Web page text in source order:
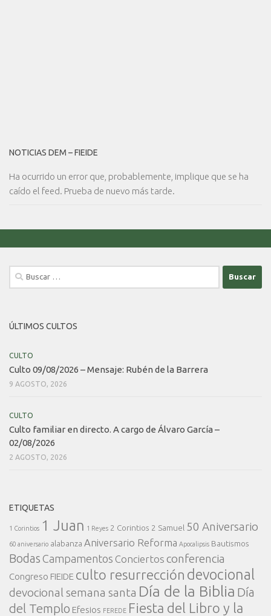
NOTICIAS DEM – FIEIDE
Ha ocurrido un error que, probablemente, implique que se ha
caído el feed. Prueba de nuevo más tarde.
Buscar:
ÚLTIMOS CULTOS
CULTO
Culto 09/08/2026 – Mensaje: Rubén de la Barrera
9 AGOSTO, 2026
CULTO
Culto familiar en directo. A cargo de Álvaro García –
02/08/2026
2 AGOSTO, 2026
ETIQUETAS
1 Corintios 1 Juan 1 Reyes 2 Corintios 2 Samuel 50 Aniversario
60 aniversario alabanza Aniversario Reforma Apocalipsis Bautismos
Bodas Campamentos Conciertos conferencia
Congreso FIEIDE culto resurrección devocional
devocional semana santa Día de la Biblia Día
del Templo Efesios FEREDE Fiesta del Libro y la